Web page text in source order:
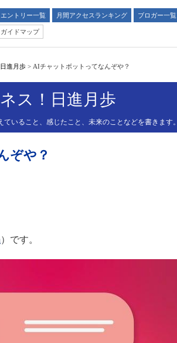
エントリー一覧 月間アクセスランキング ブロガー一覧
ガイドマップ
進月歩 > AIチャットボットってなんぞや？
ス！日進月歩
いること、感じたこと、未来のことなどを書きます。
ぞや？
）です。